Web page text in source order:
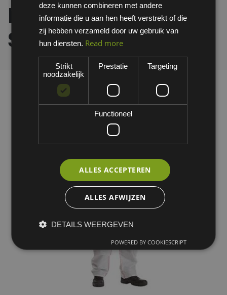
DuPont Proshield 20
SFR overall
deze kunnen combineren met andere
informatie die u aan hen heeft verstrekt of die
zij hebben verzameld door uw gebruik van
hun diensten. Read more
Strikt
noodzakelijk
Prestatie Targeting
Functioneel
ALLES ACCEPTEREN
ALLES AFWIJZEN
DETAILS WEERGEVEN
POWERED BY COOKIESCRIPT